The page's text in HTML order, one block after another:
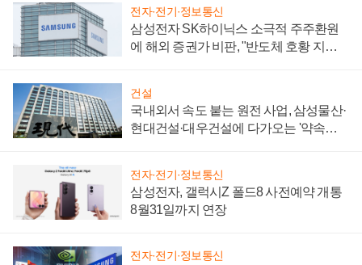
전자·전기·정보통신
삼성전자 SK하이닉스 소극적 주주환원
에 해외 증권가 비판, "반도체 호황 지속
건설
국내외서 속도 붙는 원전 사업, 삼성물산·
현대건설·대우건설에 다가오는 '약속의
전자·전기·정보통신
삼성전자, 갤럭시Z 폴드8 사전예약 개통
8월31일까지 연장
전자·전기·정보통신